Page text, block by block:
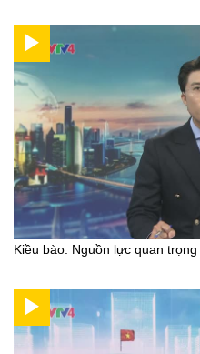
Kiều bào: Nguồn lực quan